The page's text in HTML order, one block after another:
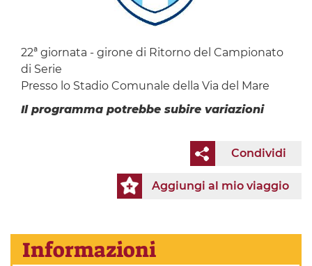
22ª giornata - girone di Ritorno del Campionato
di Serie
Presso lo Stadio Comunale della Via del Mare
Il programma potrebbe subire variazioni
Condividi
Aggiungi al mio viaggio
Informazioni